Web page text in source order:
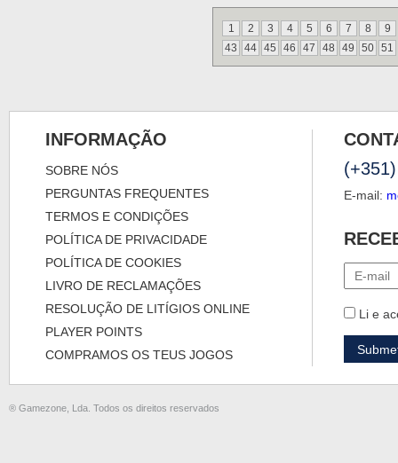
1 2 3 4 5 6 7 8
9
43
44 45 46 47 48 49 50 51
INFORMAÇÃO
SOBRE NÓS
PERGUNTAS FREQUENTES
TERMOS E CONDIÇÕES
POLÍTICA DE PRIVACIDADE
POLÍTICA DE COOKIES
LIVRO DE RECLAMAÇÕES
RESOLUÇÃO DE LITÍGIOS ONLINE
PLAYER POINTS
COMPRAMOS OS TEUS JOGOS
E-mail:
Li e
® Gamezone, Lda. Todos os direitos reservados